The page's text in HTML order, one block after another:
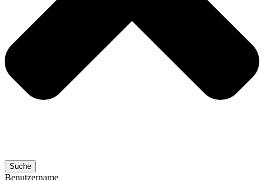
Suche
Benutzername